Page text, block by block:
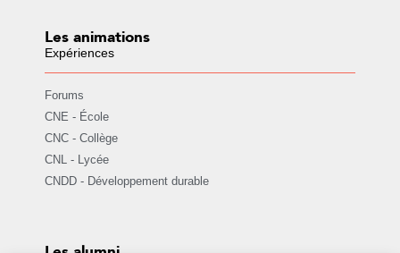
Les animations
Expériences
Forums
CNE - École
CNC - Collège
CNL - Lycée
CNDD - Développement durable